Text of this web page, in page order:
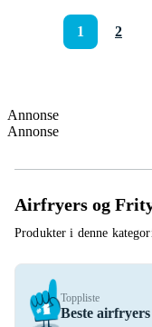
1 2
Annonse
Annonse
Airfryers og
Produkter i denne
Toppliste
Beste